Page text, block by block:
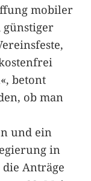
mobiler
betont
ob man
und ein
in
Anträge